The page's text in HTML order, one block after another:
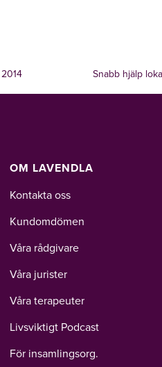
Snabb hjälp
OM LAVENDLA
Kontakta oss
Kundomdömen
Våra rådgivare
Våra jurister
Våra terapeuter
Livsviktigt Podcast
För insamlingsorg.